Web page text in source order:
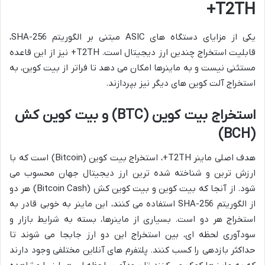
T2TH+
یکی از مزایای دستگاه های ASIC مبتنی بر الگوریتم SHA-256،
قابلیت استخراج چندین ارز دیجیتال است. T2TH+ نیز از این قاعده
مستثنی نیست و به ماینرها امکان می دهد تا فراتر از بیت کوین، به
استخراج آلت کوین های دیگر نیز بپردازند.
استخراج بیت کوین (BTC) و بیت کوین کش
(BCH)
هدف اصلی ماینر T2TH+، استخراج بیت کوین (Bitcoin) است که با
ارزش ترین و شناخته شده ترین ارز دیجیتال جهان محسوب می
شود. از آنجا که بیت کوین و بیت کوین کش (Bitcoin Cash) هر دو
از الگوریتم SHA-256 استفاده می کنند، این ماینر به خوبی قادر به
استخراج هر دو است. بسیاری از ماینرها، بسته به شرایط بازار و
سودآوری لحظه ای، بین استخراج این دو ارز جابجا می شوند تا
حداکثر بازدهی را کسب کنند. پلتفرم های آنلاین مختلفی وجود دارند